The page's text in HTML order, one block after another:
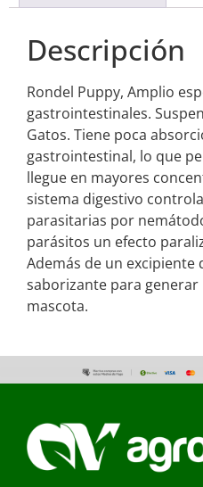
Descripción
Rondel Puppy, Amplio
gastrointestinales.
Gatos. Tiene poca
gastrointestinal, lo que
llegue en mayores
sistema digestivo
parasitarias por
parásitos un efecto
Además de un excipiente
saborizante para
mascota.